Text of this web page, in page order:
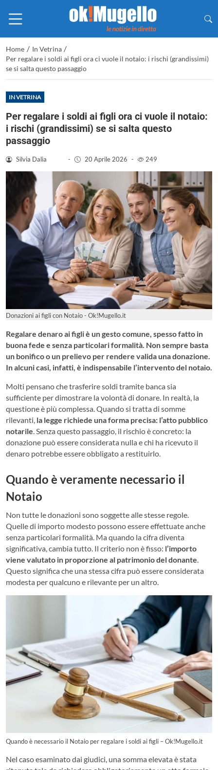
Home / In Vetrina /
Per regalare i soldi ai figli ora ci vuole il notaio: i rischi (grandissimi)
se si salta questo passaggio
IN VETRINA
Per regalare i soldi ai figli ora ci vuole il notaio:
i rischi (grandissimi) se si salta questo
passaggio
Silvia Dalia - 20 Aprile 2026 - 249
Donazioni ai figli con Notaio - Ok!Mugello.it
Regalare denaro ai figli è un gesto comune, spesso fatto in
buona fede e senza particolari formalità. Non sempre basta
un bonifico o un prelievo per rendere valida una donazione.
In alcuni casi, infatti, è indispensabile l’intervento del notaio.
Molti pensano che trasferire soldi tramite banca sia
sufficiente per dimostrare la volontà di donare. In realtà, la
questione è più complessa. Quando si tratta di somme
rilevanti, la legge richiede una forma precisa: l’atto pubblico
notarile . Senza questo passaggio, il rischio è concreto: la
donazione può essere considerata nulla e chi ha ricevuto il
denaro potrebbe essere obbligato a restituirlo.
Quando è veramente necessario il
Notaio
Non tutte le donazioni sono soggette alle stesse regole.
Quelle di importo modesto possono essere effettuate anche
senza particolari formalità. Ma quando la cifra diventa
significativa, cambia tutto. Il criterio non è fisso: l’importo
viene valutato in proporzione al patrimonio del donante.
Questo significa che una stessa cifra può essere considerata
modesta per qualcuno e rilevante per un altro.
Quando è necessario il Notaio per regalare i soldi ai figli – Ok!Mugello.it
Nel caso esaminato dai giudici, una somma elevata è stata